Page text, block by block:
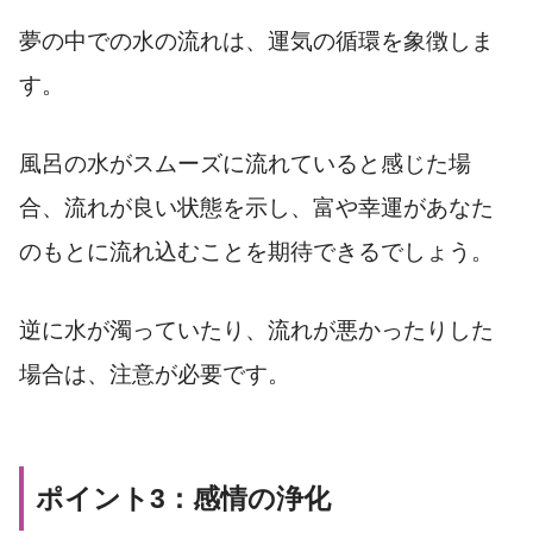
夢の中での水の流れは、運気の循環を象徴しま
す。
風呂の水がスムーズに流れていると感じた場
合、流れが良い状態を示し、富や幸運があなた
のもとに流れ込むことを期待できるでしょう。
逆に水が濁っていたり、流れが悪かったりした
場合は、注意が必要です。
ポイント3：感情の浄化